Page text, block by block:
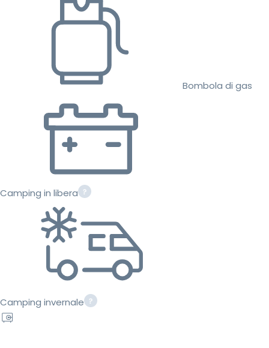
Bombola di gas
Camping in libera
Camping invernale